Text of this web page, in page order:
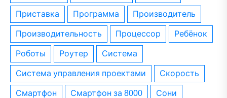
приставка программа производитель
производительность процессор ребёнок
роботы роутер система
система управления проектами скорость
смартфон смартфон за 8000 сони